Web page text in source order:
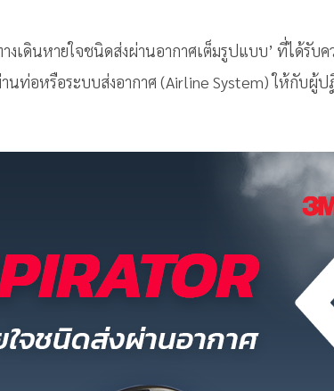
เดินหายใจชนิดส่งผ่านอากาศเต็มรูปแบบ’ ที่ได้รับ
ท่อหรือระบบส่งอากาศ (Airline System) ให้กับผู้